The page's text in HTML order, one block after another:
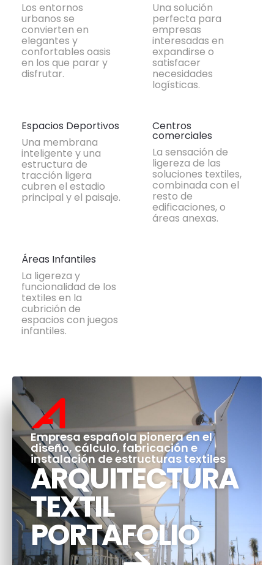
Los entornos
urbanos se
convierten en
elegantes y
confortables oasis
en los que parar y
disfrutar.
Una solución
perfecta para
empresas
interesadas en
expandirse o
satisfacer
necesidades
logísticas.
Espacios Deportivos
Una membrana
inteligente y una
estructura de
tracción ligera
cubren el estadio
principal y el paisaje.
Centros
comerciales
La sensación de
ligereza de las
soluciones textiles,
combinada con el
resto de
edificaciones, o
áreas anexas.
Áreas Infantiles
La ligereza y
funcionalidad de los
textiles en la
cubrición de
espacios con juegos
infantiles.
Empresa española pionera en el
diseño, cálculo, fabricación e
instalación de estructuras textiles
ARQUITECTURA
TEXTIL
PORTAFOLIO